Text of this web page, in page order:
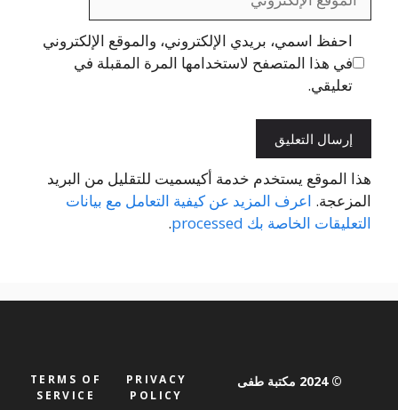
الإلكتروني
احفظ اسمي، بريدي الإلكتروني، والموقع الإلكتروني
في هذا المتصفح لاستخدامها المرة المقبلة في
تعليقي.
هذا الموقع يستخدم خدمة أكيسميت للتقليل من البريد
المزعجة. اعرف المزيد عن كيفية التعامل مع بيانات
التعليقات الخاصة بك processed
.
© 2024 مكتبة طفى
PRIVACY
POLICY
TERMS OF
SERVICE